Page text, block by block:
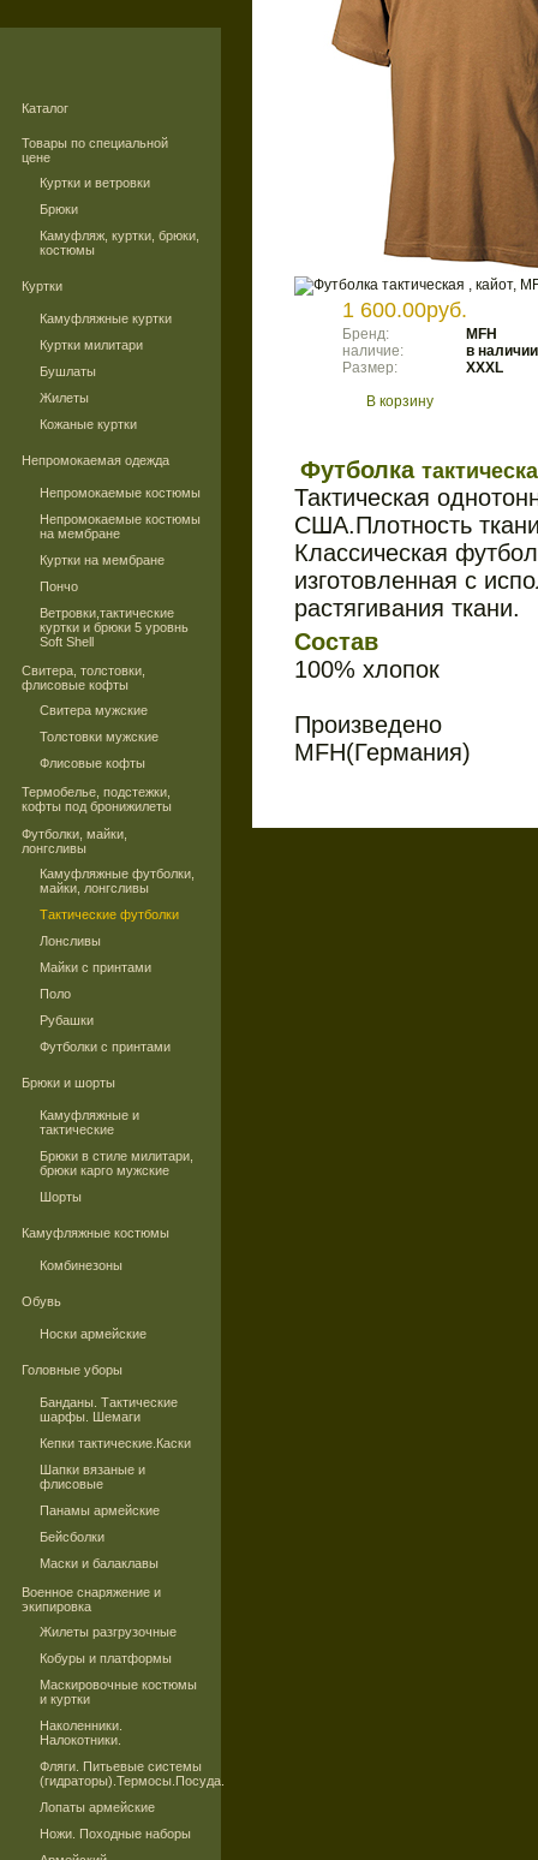
Каталог
Товары по специальной
цене
Куртки и ветровки
Брюки
Камуфляж, куртки, брюки,
костюмы
Куртки
Камуфляжные куртки
Куртки милитари
Бушлаты
Жилеты
Кожаные куртки
Непромокаемая одежда
Непромокаемые костюмы
Непромокаемые костюмы
на мембране
Куртки на мембране
Пончо
Ветровки,тактические
куртки и брюки 5 уровнь
Soft Shell
Свитера, толстовки,
флисовые кофты
Свитера мужские
Толстовки мужские
Флисовые кофты
Термобелье, подстежки,
кофты под бронижилеты
Футболки, майки,
лонгсливы
Камуфляжные футболки,
майки, лонгсливы
Тактические футболки
Лонсливы
Майки с принтами
Поло
Рубашки
Футболки с принтами
Брюки и шорты
Камуфляжные и
тактические
Брюки в стиле милитари,
брюки карго мужские
Шорты
Камуфляжные костюмы
Комбинезоны
Обувь
Носки армейские
Головные уборы
Банданы. Тактические
шарфы. Шемаги
Кепки тактические.Каски
Шапки вязаные и
флисовые
Панамы армейские
Бейсболки
Маски и балаклавы
Военное снаряжение и
экипировка
Жилеты разгрузочные
Кобуры и платформы
Маскировочные костюмы
и куртки
Наколенники.
Налокотники.
Фляги. Питьевые системы
(гидраторы).Термосы.Посуда.
Лопаты армейские
Ножи. Походные наборы
1 600.00руб.
Бренд:
MFH
наличие:
в наличии
Размер:
XXXL
В корзину
Футболка
Тактическая
США.Плотность
Классическая
изготовленная с
растягивания ткани.
Состав
100% хлопок
Произведено
MFH(Германия)